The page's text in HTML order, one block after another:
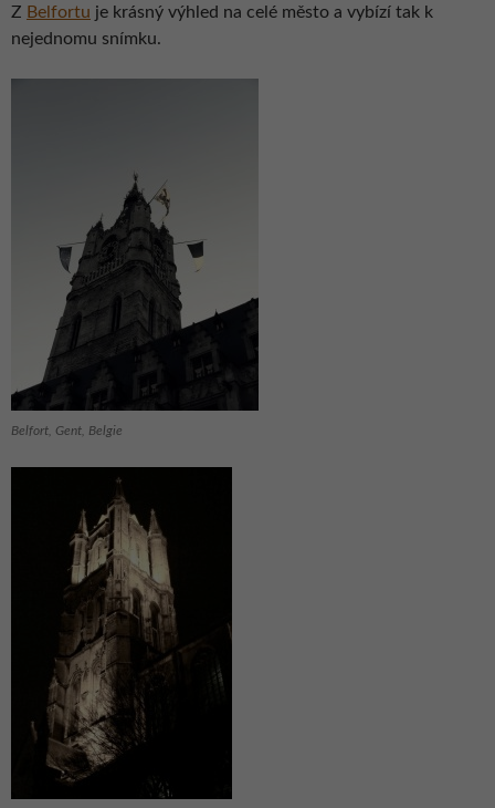
Z Belfortu je krásný výhled na celé město a vybízí tak k
nejednomu snímku.
Belfort, Gent, Belgie